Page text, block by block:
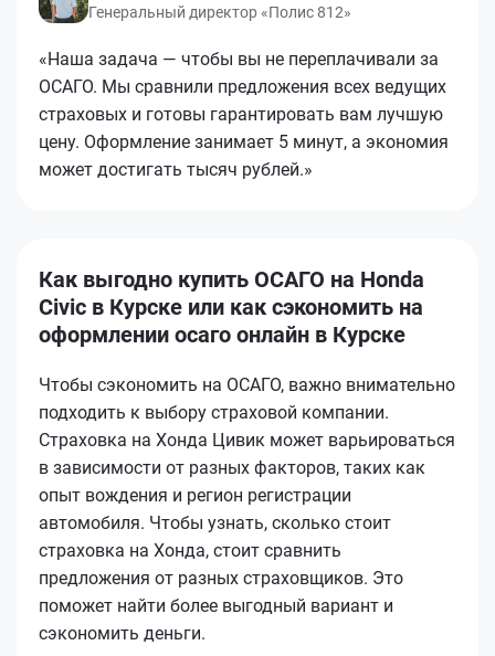
Генеральный директор «Полис 812»
«Наша задача — чтобы вы не переплачивали за
ОСАГО. Мы сравнили предложения всех ведущих
страховых и готовы гарантировать вам лучшую
цену. Оформление занимает 5 минут, а экономия
может достигать тысяч рублей.»
Как выгодно купить ОСАГО на Honda
Civic в Курске или как сэкономить на
оформлении осаго онлайн в Курске
Чтобы сэкономить на ОСАГО, важно внимательно
подходить к выбору страховой компании.
Страховка на Хонда Цивик может варьироваться
в зависимости от разных факторов, таких как
опыт вождения и регион регистрации
автомобиля. Чтобы узнать, сколько стоит
страховка на Хонда, стоит сравнить
предложения от разных страховщиков. Это
поможет найти более выгодный вариант и
сэкономить деньги.